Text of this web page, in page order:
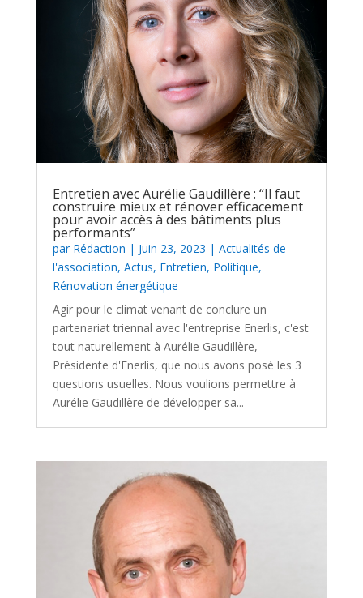
Entretien avec Aurélie Gaudillère : “Il faut
construire mieux et rénover efficacement
pour avoir accès à des bâtiments plus
performants”
par Rédaction | Juin 23, 2023 | Actualités de
l'association, Actus, Entretien, Politique,
Rénovation énergétique
Agir pour le climat venant de conclure un
partenariat triennal avec l'entreprise Enerlis, c'est
tout naturellement à Aurélie Gaudillère,
Présidente d'Enerlis, que nous avons posé les 3
questions usuelles. Nous voulions permettre à
Aurélie Gaudillère de développer sa...